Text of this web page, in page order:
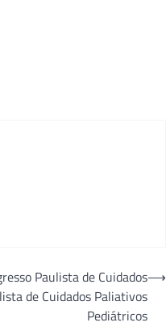
Paulista de Cuidados
de Cuidados Paliativos
Pediátricos
⟶